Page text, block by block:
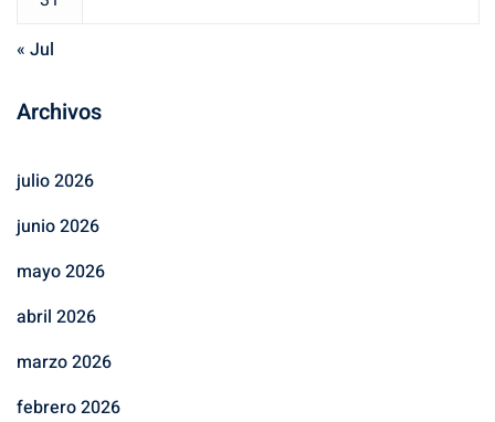
« Jul
Archivos
julio 2026
junio 2026
mayo 2026
abril 2026
marzo 2026
febrero 2026